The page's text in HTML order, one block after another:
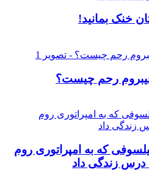
خنک بمانید!
رحم چیست؟
که به امپراتوری روم
درس زندگی داد